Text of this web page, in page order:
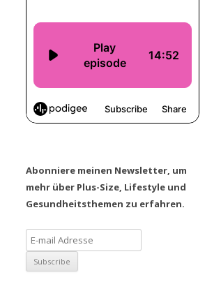
Abonniere meinen Newsletter, um
mehr über Plus-Size, Lifestyle und
Gesundheitsthemen zu erfahren.